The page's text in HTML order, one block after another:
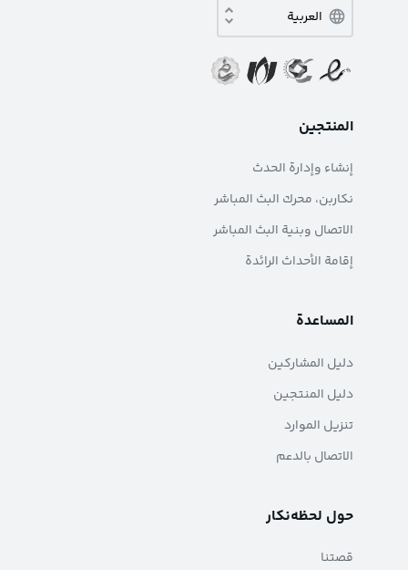
المنتجين
إنشاء وإدارة الحدث
نکاربن، محرك البث المباشر
الاتصال وبنية البث المباشر
إقامة الأحداث الرائدة
المساعدة
دليل المشاركين
دليل المنتجين
تنزيل الموارد
الاتصال بالدعم
حول لحظه‌نکار
قصتنا